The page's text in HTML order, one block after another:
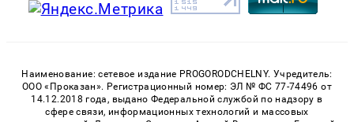
Наименование: сетевое издание PROGORODCHELNY. Учредитель:
ООО «Проказан». Регистрационный номер: ЭЛ № ФС 77-74496 от
14.12.2018 года, выдано Федеральной службой по надзору в
сфере связи, информационных технологий и массовых